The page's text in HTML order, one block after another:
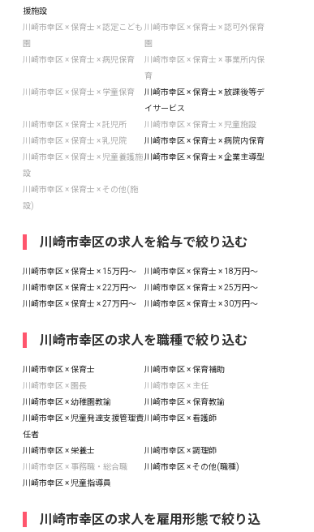
援施設
川崎市幸区 × 保育士 × 認定こども
園
川崎市幸区 × 保育士 × 認可外保育
園
川崎市幸区 × 保育士 × 病児保育
川崎市幸区 × 保育士 × 事業所内保
育
川崎市幸区 × 保育士 × 学童保育
川崎市幸区 × 保育士 × 放課後等デ
イサービス
川崎市幸区 × 保育士 × 託児所
川崎市幸区 × 保育士 × 児童施設
川崎市幸区 × 保育士 × 乳児院
川崎市幸区 × 保育士 × 病院内保育
川崎市幸区 × 保育士 × 児童養護施
設
川崎市幸区 × 保育士 × 企業主導型
川崎市幸区 × 保育士 × その他(施
設)
川崎市幸区の求人を給与で絞り込む
川崎市幸区 × 保育士 × 15万円〜
川崎市幸区 × 保育士 × 18万円〜
川崎市幸区 × 保育士 × 22万円〜
川崎市幸区 × 保育士 × 25万円〜
川崎市幸区 × 保育士 × 27万円〜
川崎市幸区 × 保育士 × 30万円〜
川崎市幸区の求人を職種で絞り込む
川崎市幸区 × 保育士
川崎市幸区 × 保育補助
川崎市幸区 × 園長
川崎市幸区 × 主任
川崎市幸区 × 幼稚園教諭
川崎市幸区 × 保育教諭
川崎市幸区 × 児童発達支援管理責
任者
川崎市幸区 × 看護師
川崎市幸区 × 栄養士
川崎市幸区 × 調理師
川崎市幸区 × 事務職・総合職
川崎市幸区 × その他(職種)
川崎市幸区 × 児童指導員
川崎市幸区の求人を雇用形態で絞り込